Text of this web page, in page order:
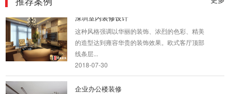
这种风格强调以华丽的装饰、浓烈的色彩、精美
的造型达到雍容华贵的装饰效果。欧式客厅顶部
线条层...
2018-07-30
企业办公楼装修